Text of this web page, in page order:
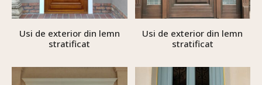
Usi de exterior din lemn
stratificat
Usi de exterior din lemn
stratificat